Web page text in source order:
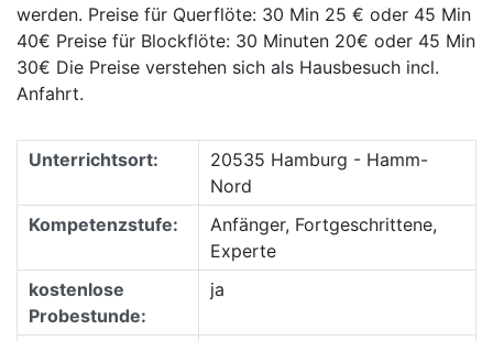
werden. Preise für Querflöte: 30 Min 25 € oder 45 Min
40€ Preise für Blockflöte: 30 Minuten 20€ oder 45 Min
30€ Die Preise verstehen sich als Hausbesuch incl.
Anfahrt.
Unterrichtsort:
20535 Hamburg - Hamm-
Nord
Kompetenzstufe:
Anfänger, Fortgeschrittene,
Experte
kostenlose
Probestunde:
ja